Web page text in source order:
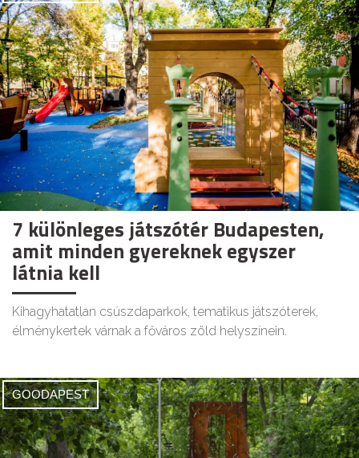
7 különleges játszótér Budapesten,
amit minden gyereknek egyszer
látnia kell
Kihagyhatatlan csúszdaparkok, tematikus játszóterek,
élménykertek várnak a főváros zöld helyszínein.
GOODAPEST